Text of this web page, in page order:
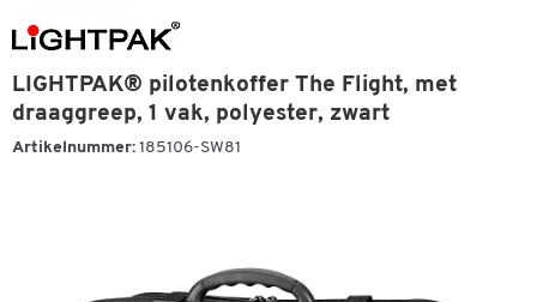
LIGHTPAK® pilotenkoffer The Flight, met
draaggreep, 1 vak, polyester, zwart
Artikelnummer: 185106-SW81